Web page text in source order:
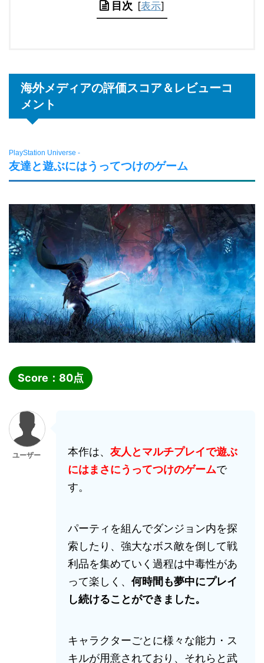
目次 [表示]
海外メディアの評価スコア＆レビューコ
メント
PlayStation Universe -
友達と遊ぶにはうってつけのゲーム
Score： 80点
ユーザー 本作は、 友人とマルチプレイで遊ぶ
にはまさにうってつけのゲームで
す。
パーティを組んでダンジョン内を探
索したり、強大なボス敵を倒して戦
利品を集めていく過程は中毒性があ
って楽しく、 何時間も夢中にプレイ
し続けることができました。
キャラクターごとに様々な能力・ス
キルが用意されており、それらと武